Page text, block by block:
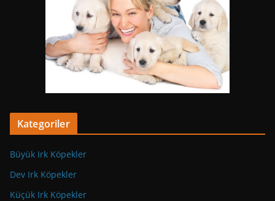
Kategoriler
Büyük Irk Köpekler
Dev Irk Köpekler
Küçük Irk Köpekler